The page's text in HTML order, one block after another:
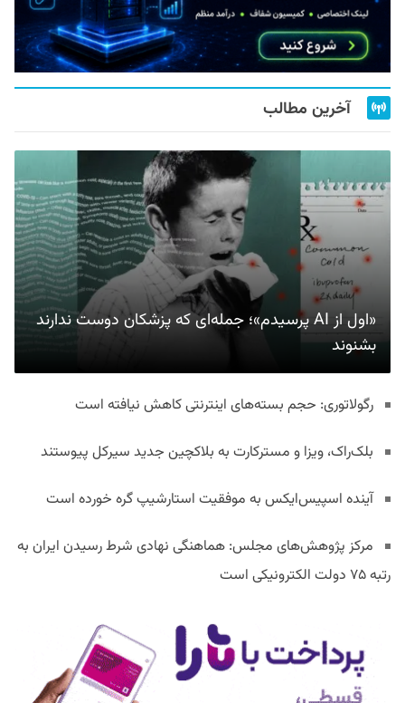
آخرین مطالب
«اول از AI پرسیدم»؛ جمله‌ای که پزشکان دوست ندارند
بشنوند
رگولاتوری: حجم بسته‌های اینترنتی کاهش نیافته است
بلک‌راک، ویزا و مسترکارت به بلاکچین جدید سیرکل پیوستند
آینده اسپیس‌ایکس به موفقیت استارشیپ گره خورده است
مرکز پژوهش‌های مجلس: هماهنگی نهادی شرط رسیدن ایران به
رتبه ۷۵ دولت الکترونیکی است